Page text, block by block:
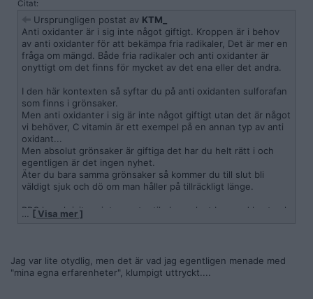
Citat:
Ursprungligen postat av KTM_
Anti oxidanter är i sig inte något giftigt. Kroppen är i behov
av anti oxidanter för att bekämpa fria radikaler, Det är mer en
fråga om mängd. Både fria radikaler och anti oxidanter är
onyttigt om det finns för mycket av det ena eller det andra.
I den här kontexten så syftar du på anti oxidanten sulforafan
som finns i grönsaker.
Men anti oxidanter i sig är inte något giftigt utan det är något
vi behöver, C vitamin är ett exempel på en annan typ av anti
oxidant...
Men absolut grönsaker är giftiga det har du helt rätt i och
egentligen är det ingen nyhet.
Äter du bara samma grönsaker så kommer du till slut bli
väldigt sjuk och dö om man håller på tillräckligt länge.
BBC har skrivit en intessant artikel om plant baserad kost och
dess inverkan på hjärnan..
alzheimers och diabetes. Om det stämmer så är väl det
tillräckligt för att fråga sig hur bra egentligen vegan kosten
… [ Visa mer ]
Jag var lite otydlig, men det är vad jag egentligen menade med
"mina egna erfarenheter", klumpigt uttryckt....